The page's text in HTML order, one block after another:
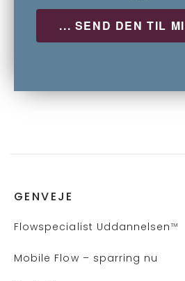
GENVEJE
Flowspecialist Uddannelsen™
Mobile Flow – sparring nu